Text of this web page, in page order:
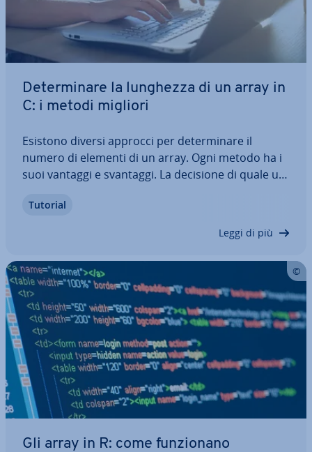
De­ter­mi­na­re la lunghezza di un array in
C: i metodi migliori
Esistono diversi approcci per de­ter­mi­na­re il
numero di elementi di un array. Ogni metodo ha i
suoi vantaggi e svantaggi. La decisione di quale uti­
garantire che l’im­ple­men­ta­zio­ne risponda agli
Tutorial
Leggi di più
Gli array in R: come fun­zio­na­no